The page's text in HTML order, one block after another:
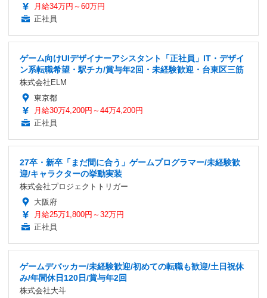
月給34万円～60万円
正社員
ゲーム向けUIデザイナーアシスタント「正社員」IT・デザイ
ン系転職希望・駅チカ/賞与年2回・未経験歓迎・台東区三筋
株式会社ELM
東京都
月給30万4,200円～44万4,200円
正社員
27卒・新卒「まだ間に合う」ゲームプログラマー/未経験歓
迎/キャラクターの挙動実装
株式会社プロジェクトトリガー
大阪府
月給25万1,800円～32万円
正社員
ゲームデバッカー/未経験歓迎/初めての転職も歓迎/土日祝休
み/年間休日120日/賞与年2回
株式会社大斗